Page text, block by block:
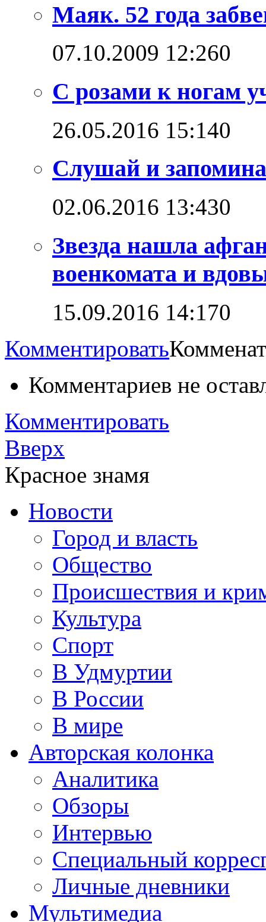
Маяк. 52 года
07.10.2009 12:260
С розами к ногам
26.05.2016 15:140
Слушай и
02.06.2016 13:430
Звезда нашла
военкомата и
15.09.2016 14:170
Комментировать
Комментариев не
Комментировать
Вверх
Красное знамя
Новости
Город и власть
Общество
Происшествия и
Культура
Спорт
В Удмуртии
В России
В мире
Авторская колонка
Аналитика
Обзоры
Интервью
Специальный
Личные дневники
Мультимедиа